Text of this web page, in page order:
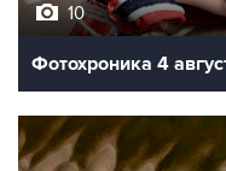
10
Фотохроника 4